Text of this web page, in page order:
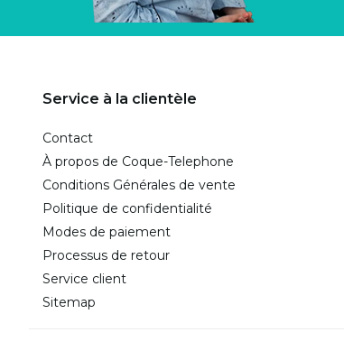
Service à la clientèle
Contact
À propos de Coque-Telephone
Conditions Générales de vente
Politique de confidentialité
Modes de paiement
Processus de retour
Service client
Sitemap